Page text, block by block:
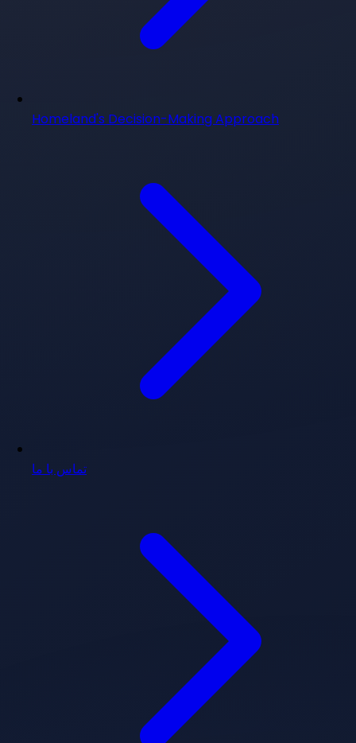
Homeland's Decision-Making Approach
تماس با ما